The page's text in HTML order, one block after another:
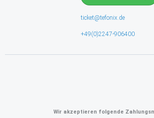
ticket@tefonix.de
+49(0)2247-906400
Wir akzeptieren folgende